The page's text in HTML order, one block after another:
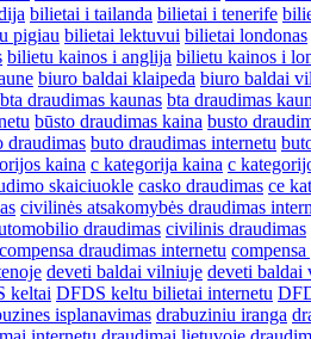
bilietai i tailanda bilietai i tenerife
pigiau bilietai lektuvui bilietai londonas
bilietu kainos i anglija bilietu kainos i
biuro baldai klaipeda biuro baldai
bta draudimas kaunas bta draudimas
būsto draudimas kaina busto
draudimas buto draudimas internetu
kaina c kategorija kaina c
skaiciuokle casko draudimas ce
civilinės atsakomybės draudimas
draudimas civilinis draudimas
compensa draudimas internetu
deveti baldai vilniuje deveti baldai
keltai DFDS keltu bilietai internetu
isplanavimas drabuziniu iranga